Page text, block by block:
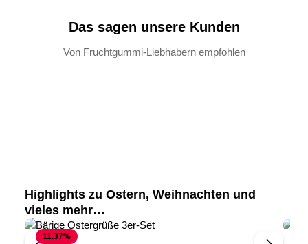
Das sagen unsere Kunden
Von Fruchtgummi-Liebhabern empfohlen
Produktgalerie überspringen
Highlights zu Ostern, Weihnachten und
vieles mehr…
11.37%